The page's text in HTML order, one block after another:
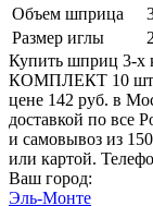
Объем шприца
Размер иглы
Купить шприц 3-х
КОМПЛЕКТ 10 шт.,
цене 142 руб. в
доставкой по все
и самовывоз из
или картой.
Ваш город:
Эль-Монте